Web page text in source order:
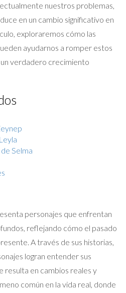
nuestros problemas,
en un cambio significativo en
exploraremos cómo las
ayudarnos a romper estos
verdadero crecimiento
Selma
personajes que enfrentan
reflejando cómo el pasado
A través de sus historias,
logran entender sus
resulta en cambios reales y
común en la vida real, donde